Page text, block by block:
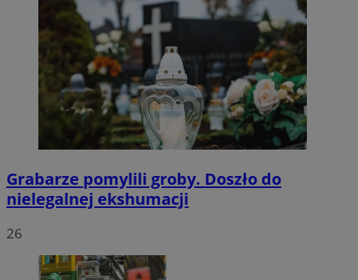
Grabarze pomylili groby. Doszło do
nielegalnej ekshumacji
26